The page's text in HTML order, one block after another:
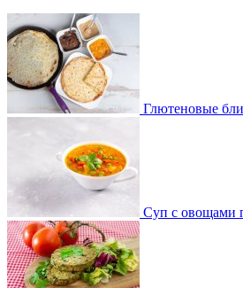
Глютеновые
Суп с овощами